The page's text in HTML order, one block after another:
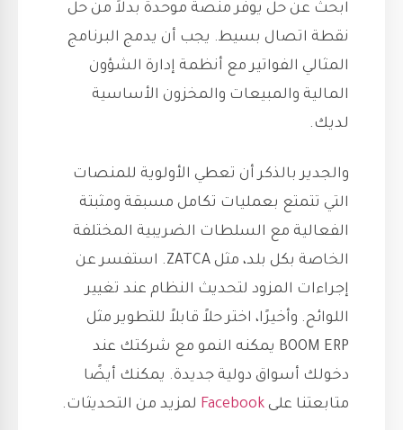
ابحث عن حل يوفر منصة موحدة بدلاً من حل
نقطة اتصال بسيط. يجب أن يدمج البرنامج
المثالي الفواتير مع أنظمة إدارة الشؤون
المالية والمبيعات والمخزون الأساسية
لديك.
والجدير بالذكر أن تعطي الأولوية للمنصات
التي تتمتع بعمليات تكامل مسبقة ومثبتة
الفعالية مع السلطات الضريبية المختلفة
الخاصة بكل بلد، مثل ZATCA. استفسر عن
إجراءات المزود لتحديث النظام عند تغيير
اللوائح. وأخيرًا، اختر حلاً قابلاً للتطوير مثل
BOOM ERP يمكنه النمو مع شركتك عند
دخولك أسواق دولية جديدة. يمكنك أيضًا
متابعتنا على Facebook لمزيد من التحديثات.